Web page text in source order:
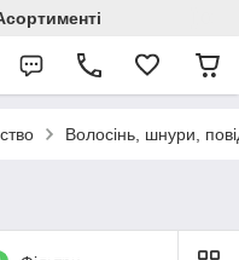
Волосінь, шнури,